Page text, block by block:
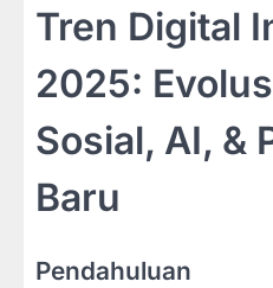
Tren Digital
2025:
Sosial, AI, &
Baru
Pendahuluan